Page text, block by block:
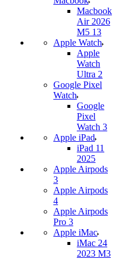
Macbook
Air 2026
M5 13
Apple Watch
Apple
Watch
Ultra 2
Google Pixel
Watch
Google
Pixel
Watch 3
Apple iPad
iPad 11
2025
Apple Airpods
3
Apple Airpods
4
Apple Airpods
Pro 3
Apple iMac
iMac 24
2023 M3